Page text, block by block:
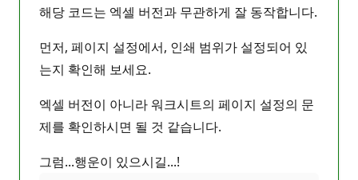
해당 코드는 엑셀 버전과 무관하게 잘 동작합니다.
먼저, 페이지 설정에서, 인쇄 범위가 설정되어 있
는지 확인해 보세요.
엑셀 버전이 아니라 워크시트의 페이지 설정의 문
제를 확인하시면 될 것 같습니다.
그럼...행운이 있으시길...!